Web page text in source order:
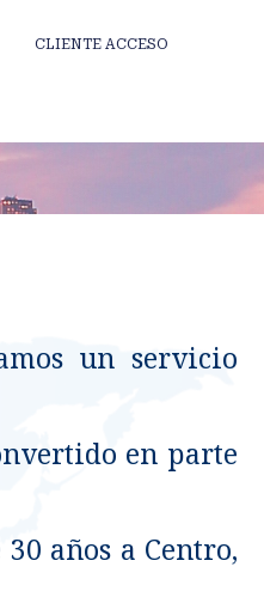
CLIENTE ACCESO
un servicio
en parte
años a Centro,